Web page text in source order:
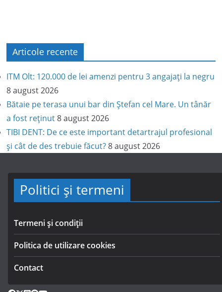
Articole recente
ITM Olt: 120.000 de lei amenzi pentru 3 angajați la negru
8 august 2026
Bătaie pe terasa unui bar din Ștefan cel Mare. Un tânăr
a fost reținut 8 august 2026
TIBI DENT: De ce este important detartrajul profesional
și cât de des trebuie făcut? 8 august 2026
Politici și termeni
Termeni și condiții
Politica de utilizare cookies
Contact